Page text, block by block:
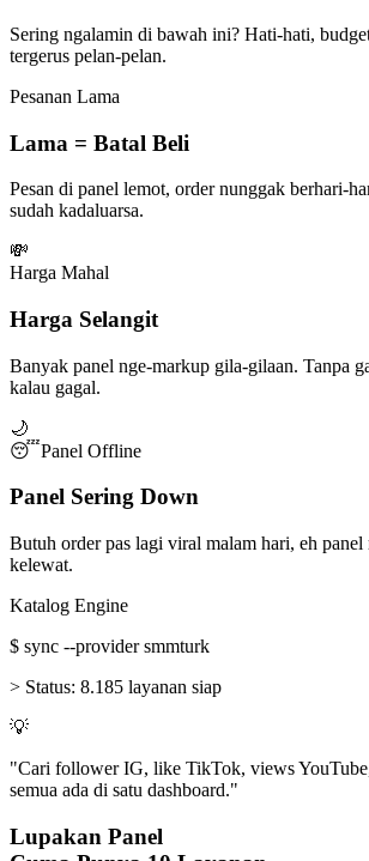
Sering ngalamin di bawah ini? Hati-hati,
tergerus pelan-pelan.
Pesanan Lama
Lama = Batal Beli
Pesan di panel lemot, order nunggak berhari-
sudah kadaluarsa.
💸
Harga Mahal
Harga Selangit
Banyak panel nge-markup gila-gilaan. Tanpa
kalau gagal.
🌙
😴Panel Offline
Panel Sering Down
Butuh order pas lagi viral malam hari, eh panel
kelewat.
Katalog Engine
$ sync --provider smmturk
> Status: 8.185 layanan siap
💡
"Cari follower IG, like TikTok, views
semua ada di satu dashboard."
Lupakan Panel